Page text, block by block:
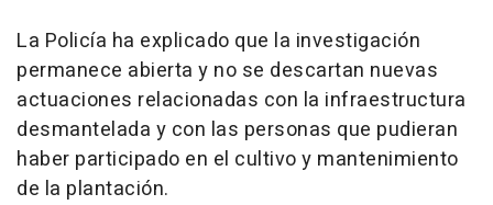
La Policía ha explicado que la investigación
permanece abierta y no se descartan nuevas
actuaciones relacionadas con la infraestructura
desmantelada y con las personas que pudieran
haber participado en el cultivo y mantenimiento
de la plantación.